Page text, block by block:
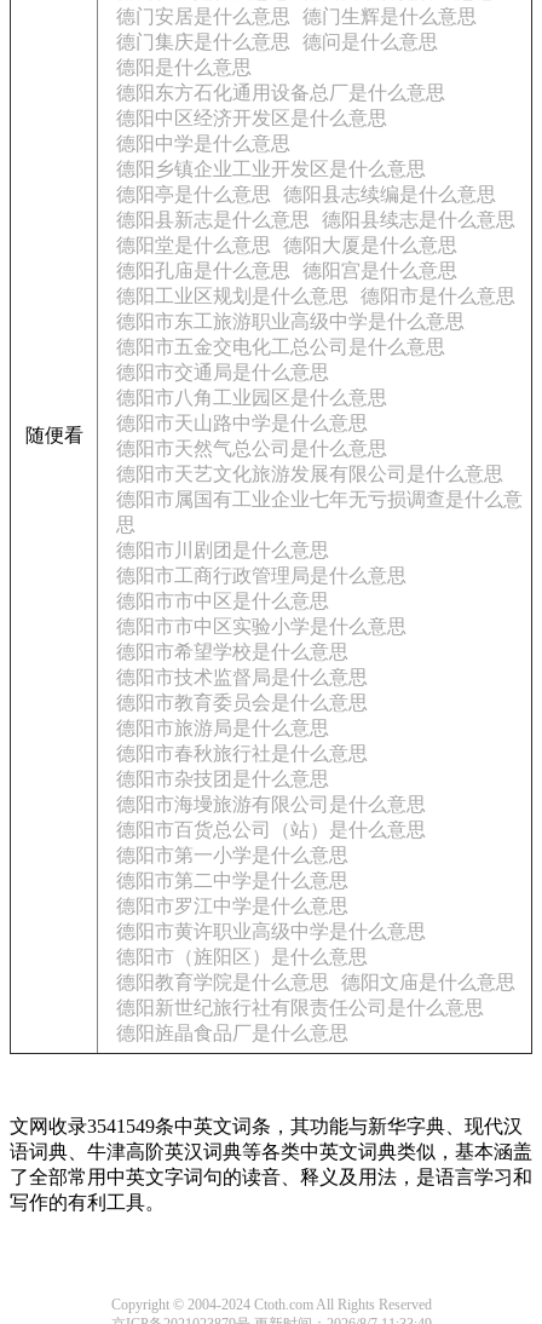
随便看
德门安居是什么意思
德门生辉是什么意思
德门集庆是什么意思
德问是什么意思
德阳是什么意思
德阳东方石化通用设备总厂是什么意思
德阳中区经济开发区是什么意思
德阳中学是什么意思
德阳乡镇企业工业开发区是什么意思
德阳亭是什么意思
德阳县志续编是什么意思
德阳县新志是什么意思
德阳县续志是什么意思
德阳堂是什么意思
德阳大厦是什么意思
德阳孔庙是什么意思
德阳宫是什么意思
德阳工业区规划是什么意思
德阳市是什么意思
德阳市东工旅游职业高级中学是什么意思
德阳市五金交电化工总公司是什么意思
德阳市交通局是什么意思
德阳市八角工业园区是什么意思
德阳市天山路中学是什么意思
德阳市天然气总公司是什么意思
德阳市天艺文化旅游发展有限公司是什么意思
德阳市属国有工业企业七年无亏损调查是什么意
思
德阳市川剧团是什么意思
德阳市工商行政管理局是什么意思
德阳市市中区是什么意思
德阳市市中区实验小学是什么意思
德阳市希望学校是什么意思
德阳市技术监督局是什么意思
德阳市教育委员会是什么意思
德阳市旅游局是什么意思
德阳市春秋旅行社是什么意思
德阳市杂技团是什么意思
德阳市海墁旅游有限公司是什么意思
德阳市百货总公司（站）是什么意思
德阳市第一小学是什么意思
德阳市第二中学是什么意思
德阳市罗江中学是什么意思
德阳市黄许职业高级中学是什么意思
德阳市（旌阳区）是什么意思
德阳教育学院是什么意思
德阳文庙是什么意思
德阳新世纪旅行社有限责任公司是什么意思
德阳旌晶食品厂是什么意思
文网收录3541549条中英文词条，其功能与新华字典、现代汉
语词典、牛津高阶英汉词典等各类中英文词典类似，基本涵盖
了全部常用中英文字词句的读音、释义及用法，是语言学习和
写作的有利工具。
Copyright © 2004-2024 Ctoth.com All Rights Reserved